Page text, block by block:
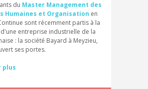
du Master Management des
Humaines et Organisation en
sont récemment partis à la
entreprise industrielle de la
: la société Bayard à Meyzieu,
ses portes.
plus